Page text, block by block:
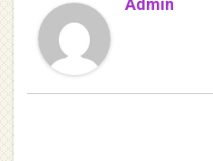
Admin